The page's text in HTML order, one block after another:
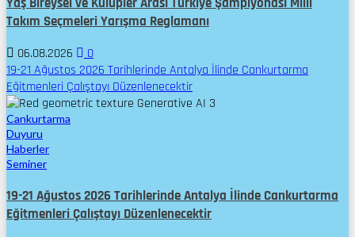
Takım Seçmeleri Yarışma Reglamanı
06.08.2026
0
19-21 Ağustos 2026 Tarihlerinde Antalya İlinde Cankurtarma
Eğitmenleri Çalıştayı Düzenlenecektir
3
Cankurtarma
Duyuru
Haberler
Seminer
19-21 Ağustos 2026 Tarihlerinde Antalya İlinde Cankurtarma
Eğitmenleri Çalıştayı Düzenlenecektir